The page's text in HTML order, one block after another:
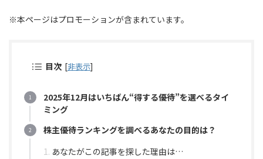
※本ページはプロモーションが含まれています。
目次 [非表示]
2025年12月はいちばん“得する優待”を選べるタイ
ミング
株主優待ランキングを調べるあなたの目的は？
あなたがこの記事を探した理由は…